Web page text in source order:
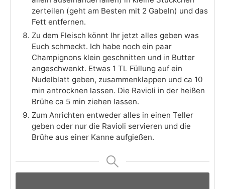
zerteilen (geht am Besten mit 2 Gabeln) und das
Fett entfernen.
Zu dem Fleisch könnt Ihr jetzt alles geben was
Euch schmeckt. Ich habe noch ein paar
Champignons klein geschnitten und in Butter
angeschwenkt. Etwas 1 TL Füllung auf ein
Nudelblatt geben, zusammenklappen und ca 10
min antrocknen lassen. Die Ravioli in der heißen
Brühe ca 5 min ziehen lassen.
Zum Anrichten entweder alles in einen Teller
geben oder nur die Ravioli servieren und die
Brühe aus einer Kanne aufgießen.